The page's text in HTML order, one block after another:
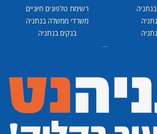
רשימת טלפונים חיוניים
משרדי ממשלה בנתניה
בנקים בנתניה
...